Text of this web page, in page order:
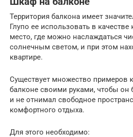
Территория балкона имеет
Глупо ее использовать в качестве
место, где можно наслаждаться
солнечным светом, и при этом
квартире.
Существует множество примеров
балконе своими руками, чтобы
и не отнимал свободное
комфортного отдыха.
Для этого необходимо: